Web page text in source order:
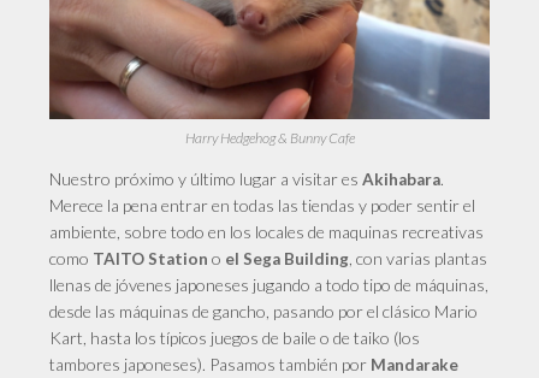
Harry Hedgehog & Bunny Cafe
Nuestro próximo y último lugar a visitar esAkihabara.
Merece la pena entrar en todas las tiendas y poder sentir el
ambiente, sobre todo en los locales de maquinas recreativas
como TAITO Station o el Sega Building , con varias plantas
llenas de jóvenes japoneses jugando a todo tipo de máquinas,
desde las máquinas de gancho, pasando por el clásico Mario
Kart, hasta los típicos juegos de baile o de taiko (los
tambores japoneses). Pasamos también por Mandarake